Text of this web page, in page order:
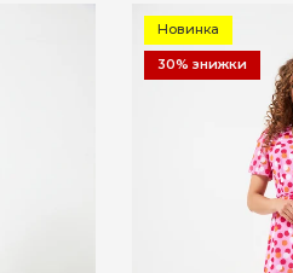
Новинка
30% знижки